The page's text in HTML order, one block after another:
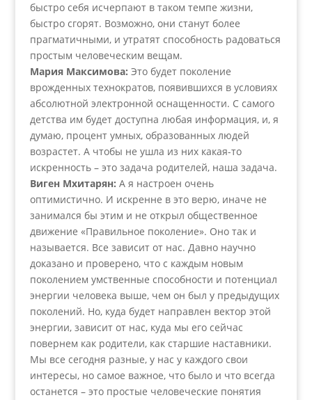
быстро себя исчерпают в таком темпе жизни,
быстро сгорят. Возможно, они станут более
прагматичными, и утратят способность радоваться
простым человеческим вещам.
Мария Максимова: Это будет поколение
врожденных технократов, появившихся в условиях
абсолютной электронной оснащенности. С самого
детства им будет доступна любая информация, и, я
думаю, процент умных, образованных людей
возрастет. А чтобы не ушла из них какая-то
искренность – это задача родителей, наша задача.
Виген Мхитарян: А я настроен очень
оптимистично. И искренне в это верю, иначе не
занимался бы этим и не открыл общественное
движение «Правильное поколение». Оно так и
называется. Все зависит от нас. Давно научно
доказано и проверено, что с каждым новым
поколением умственные способности и потенциал
энергии человека выше, чем он был у предыдущих
поколений. Но, куда будет направлен вектор этой
энергии, зависит от нас, куда мы его сейчас
повернем как родители, как старшие наставники.
Мы все сегодня разные, у нас у каждого свои
интересы, но самое важное, что было и что всегда
останется – это простые человеческие понятия